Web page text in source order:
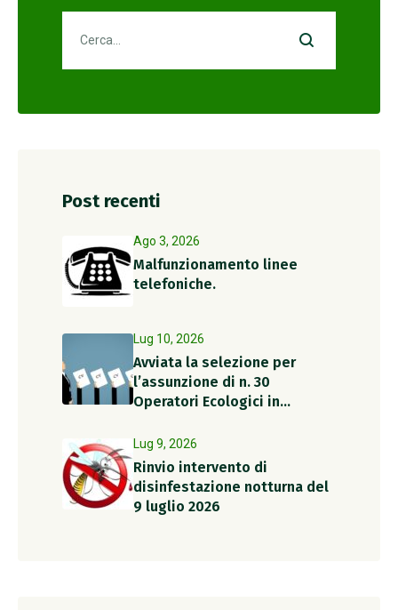
Post recenti
Ago 3, 2026
Malfunzionamento linee
telefoniche.
Lug 10, 2026
Avviata la selezione per
l’assunzione di n. 30
Operatori Ecologici in
periodo estivo
Lug 9, 2026
Rinvio intervento di
disinfestazione notturna del
9 luglio 2026